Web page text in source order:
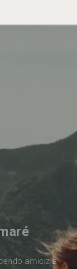
amicizia